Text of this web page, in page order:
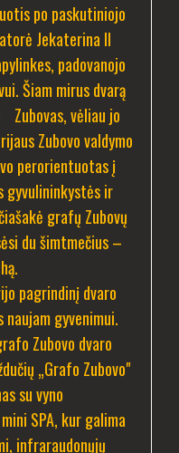
po paskutiniojo
Jekaterina II
padovanojo
Šiam mirus dvarą
Zubovas, vėliau jo
Zubovo valdymo
perorientuotas į
gyvulininkystės ir
grafų Zubovų
du šimtmečius –
pagrindinį dvaro
gyvenimui.
Zubovo dvaro
„Grafo Zubovo"
su vyno
SPA, kur galima
infraraudonųjų